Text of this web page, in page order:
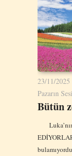
23/11/2025
Pazarın Sesi
Bütün